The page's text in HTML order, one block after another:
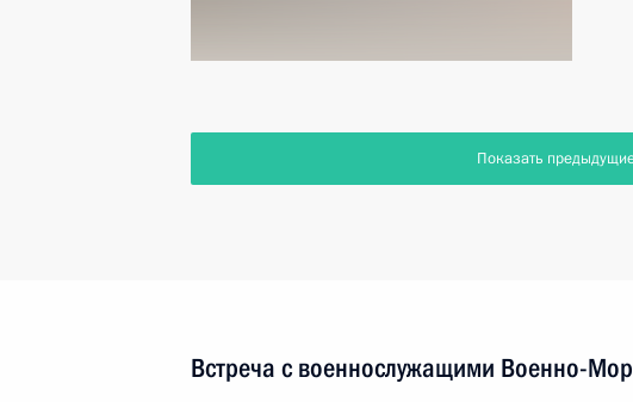
Показать
Встреча с военнослужащими Военно-